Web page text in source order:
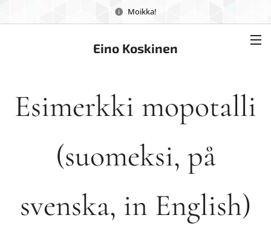
Moikka!
Eino Koskinen
Esimerkki mopotalli
(suomeksi, på
svenska, in English)